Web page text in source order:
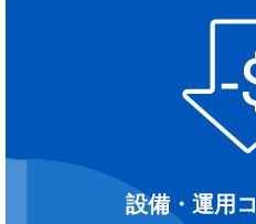
設備・運用